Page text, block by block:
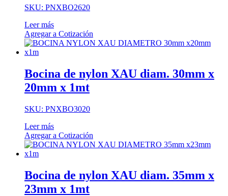
SKU: PNXBO2620
Leer más
Agregar a Cotización
Bocina de nylon XAU diam. 30mm x
20mm x 1mt
SKU: PNXBO3020
Leer más
Agregar a Cotización
Bocina de nylon XAU diam. 35mm x
23mm x 1mt